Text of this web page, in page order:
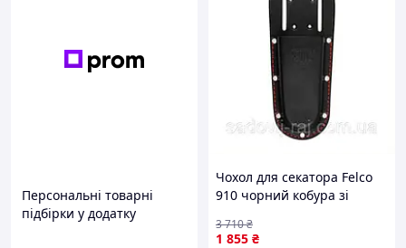
Персональні товарні
підбірки у додатку
Чохол для секатора Felco
910 чорний кобура зі
зберігання інструменту
1 855 ₴
3 710₴